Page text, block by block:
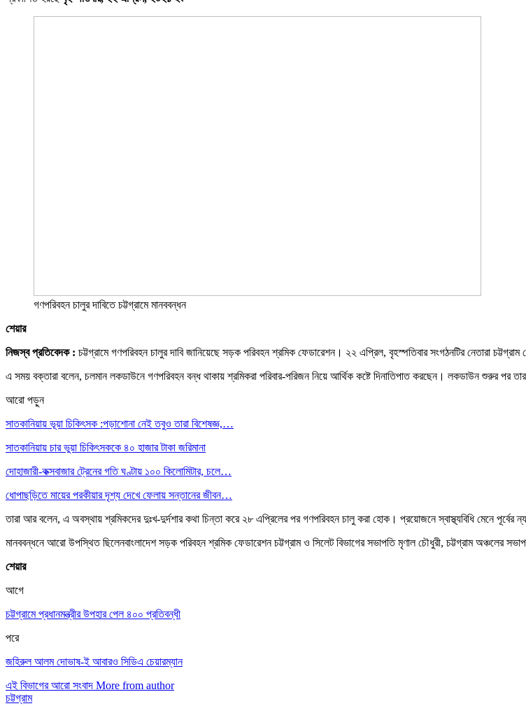
গণপরিবহন চালুর দাবিতে চট্টগ্রামে মানববন্ধন
শেয়ার
নিজস্ব প্রতিবেদক : চট্টগ্রামে গণপরিবহন চালুর দাবি জানিয়েছে সড়ক পরিবহন শ্রমিক ফেডারেশন। ২২ এপ্রিল, বৃহস্পতিবার সংগঠনটির নেতারা
এ সময় বক্তারা বলেন, চলমান লকডাউনে গণপরিবহন বন্ধ থাকায় শ্রমিকরা পরিবার-পরিজন নিয়ে আর্থিক কষ্টে দিনাতিপাত করছেন। লকডাউন শুরুর পর
আরো পড়ুন
সাতকানিয়ায় ভূয়া চিকিৎসক :পড়াশোনা নেই তবুও তারা বিশেষজ্ঞ,…
সাতকানিয়ায় চার ভুয়া চিকিৎসককে ৪০ হাজার টাকা জরিমানা
দোহাজারী-কক্সবাজার ট্রেনের গতি ঘণ্টায় ১০০ কিলোমিটার, চলে…
ধোপাছড়িতে মায়ের পরকীয়ার দৃশ্য দেখে ফেলায় সন্তানের জীবন…
তারা আর বলেন, এ অবস্থায় শ্রমিকদের দুঃখ-দুর্দশার কথা চিন্তা করে ২৮ এপ্রিলের পর গণপরিবহন চালু করা হোক। প্রয়োজনে স্বাস্থ্যবিধি মেনে পূর্বের
মানববন্ধনে আরো উপস্থিত ছিলেনবাংলাদেশ সড়ক পরিবহন শ্রমিক ফেডারেশন চট্টগ্রাম ও সিলেট বিভাগের সভাপতি মৃণাল চৌধুরী, চট্টগ্রাম অঞ্চলের
শেয়ার
আগে
চট্টগ্রামে প্রধানমন্ত্রীর উপহার পেল ৪০০ প্রতিবন্ধী
পরে
জহিরুল আলম দোভাষ-ই আবারও সিডিএ চেয়ারম্যান
এই বিভাগের আরো সংবাদ More from author
চট্টগ্রাম